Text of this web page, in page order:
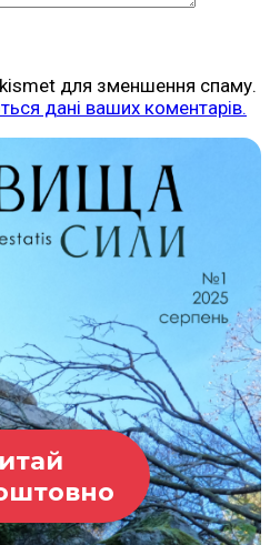
для зменшення спаму.
дані ваших коментарів.